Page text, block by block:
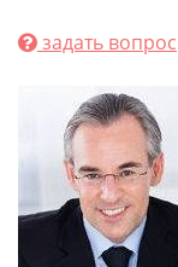
задать вопрос